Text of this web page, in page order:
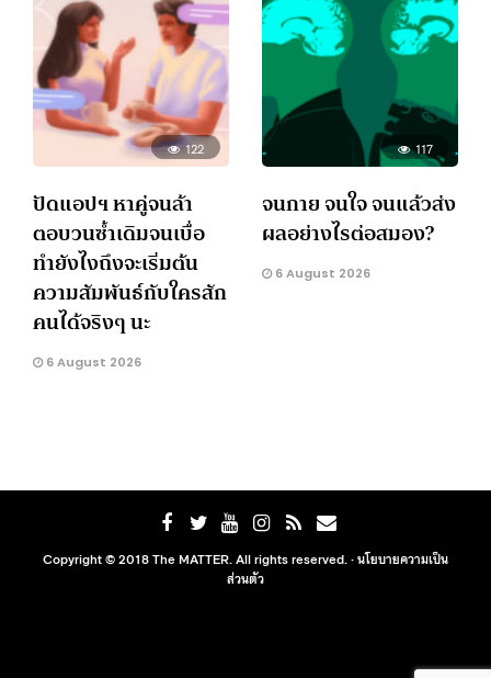
122
ปัดแอปฯ หาคู่จนล้า
ตอบวนซ้ำเดิมจนเบื่อ
ทำยังไงถึงจะเริ่มต้น
ความสัมพันธ์กับใครสัก
คนได้จริงๆ นะ
6 August 2026
117
จนกาย จนใจ จนแล้วส่ง
ผลอย่างไรต่อสมอง?
6 August 2026
Copyright © 2018 The MATTER. All rights reserved. ·นโยบายความเป็น
ส่วนตัว